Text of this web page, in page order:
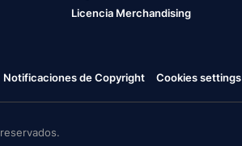
Licencia Merchandising
Notificaciones de Copyright Cookies settings